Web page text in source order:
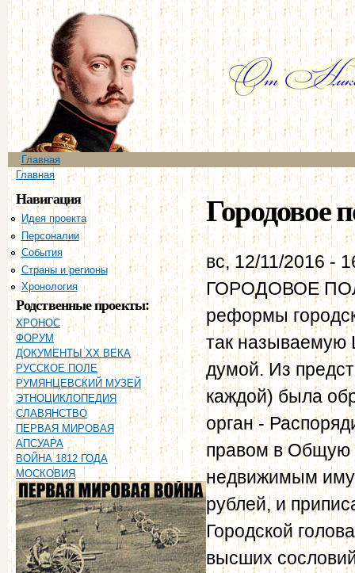
Главное меню
Главная
Вы здесь
Главная
Навигация
Идея проекта
Персоналии
События
Страны и регионы
Хронология
Родственные проекты:
ХРОНОС
ФОРУМ
ДОКУМЕНТЫ XX ВЕКА
РУССКОЕ ПОЛЕ
РУМЯНЦЕВСКИЙ МУЗЕЙ
ЭТНОЦИКЛОПЕДИЯ
СЛАВЯНСТВО
ПЕРВАЯ МИРОВАЯ
АПСУАРА
ВОЙНА 1812 ГОДА
МОСКОВИЯ
Городовое
вс, 12/11/2016 -
ГОРОДОВОЕ
реформы
так называемую
думой. Из
каждой) была
орган -
правом в Общую
недвижимым
рублей, и
Городской
высших